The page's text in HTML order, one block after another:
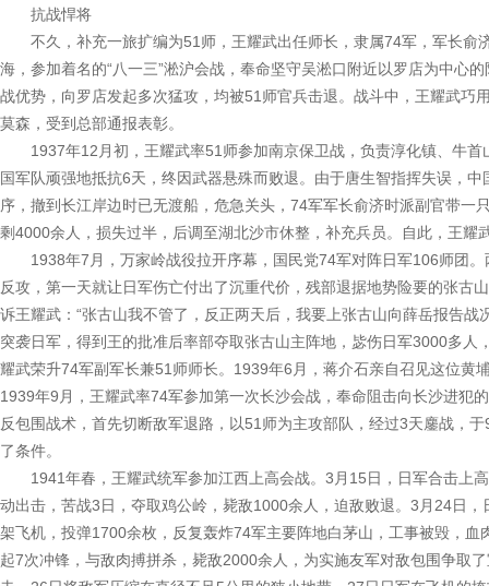
抗战悍将
不久，补充一旅扩编为51师，王耀武出任师长，隶属74军，军长俞
海，参加着名的“八一三”淞沪会战，奉命坚守吴淞口附近以罗店为中心
战优势，向罗店发起多次猛攻，均被51师官兵击退。战斗中，王耀武巧
莫森，受到总部通报表彰。
1937年12月初，王耀武率51师参加南京保卫战，负责淳化镇、牛首
国军队顽强地抵抗6天，终因武器悬殊而败退。由于唐生智指挥失误，
序，撤到长江岸边时已无渡船，危急关头，74军军长俞济时派副官带一
剩4000余人，损失过半，后调至湖北沙市休整，补充兵员。自此，王耀
1938年7月，万家岭战役拉开序幕，国民党74军对阵日军106师团。
反攻，第一天就让日军伤亡付出了沉重代价，残部退据地势险要的张古
诉王耀武：“张古山我不管了，反正两天后，我要上张古山向薛岳报告
突袭日军，得到王的批准后率部夺取张古山主阵地，毖伤日军3000多
耀武荣升74军副军长兼51师师长。1939年6月，蒋介石亲自召见这位黄
1939年9月，王耀武率74军参加第一次长沙会战，奉命阻击向长沙进犯
反包围战术，首先切断敌军退路，以51师为主攻部队，经过3天鏖战，
了条件。
1941年春，王耀武统军参加江西上高会战。3月15日，日军合击上
动出击，苦战3日，夺取鸡公岭，毙敌1000余人，迫敌败退。3月24日
架飞机，投弹1700余枚，反复轰炸74军主要阵地白茅山，工事被毁，
起7次冲锋，与敌肉搏拼杀，毙敌2000余人，为实施友军对敌包围争取